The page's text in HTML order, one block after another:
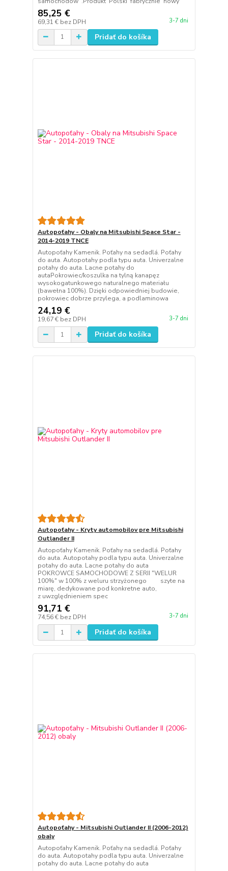
85,25 €
69,31 € bez DPH 3-7 dni
Pridať do košíka
Autopoťahy - Obaly na Mitsubishi Space Star -
2014-2019 TNCE
Autopoťahy Kamenik. Poťahy na sedadlá. Poťahy
do auta. Autopotahy podla typu auta. Univerzalne
potahy do auta. Lacne potahy do
autaPokrowiec/koszulka na tylną kanapęz
wysokogatunkowego naturalnego materiału
(bawełna 100%). Dzięki odpowiedniej budowie,
pokrowiec dobrze przylega, a podlaminowa
24,19 €
19,67 € bez DPH 3-7 dni
Pridať do košíka
Autopoťahy - Kryty automobilov pre Mitsubishi
Outlander II
Autopoťahy Kamenik. Poťahy na sedadlá. Poťahy
do auta. Autopotahy podla typu auta. Univerzalne
potahy do auta. Lacne potahy do auta
POKROWCE SAMOCHODOWE Z SERII "WELUR
100%" w 100% z weluru strzyżonego szyte na
miarę, dedykowane pod konkretne auto,
z uwzględnieniem spec
91,71 €
74,56 € bez DPH 3-7 dni
Pridať do košíka
Autopoťahy - Mitsubishi Outlander II (2006-2012)
obaly
Autopoťahy Kamenik. Poťahy na sedadlá. Poťahy
do auta. Autopotahy podla typu auta. Univerzalne
potahy do auta. Lacne potahy do auta